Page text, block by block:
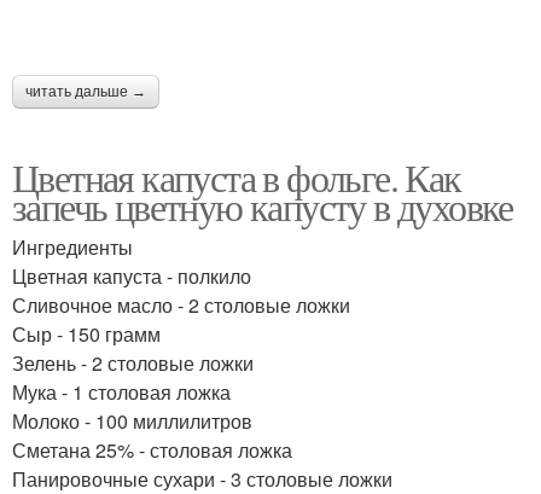
читать дальше →
Цветная капуста в фольге. Как
запечь цветную капусту в духовке
Ингредиенты
Цветная капуста - полкило
Сливочное масло - 2 столовые ложки
Сыр - 150 грамм
Зелень - 2 столовые ложки
Мука - 1 столовая ложка
Молоко - 100 миллилитров
Сметана 25% - столовая ложка
Панировочные сухари - 3 столовые ложки